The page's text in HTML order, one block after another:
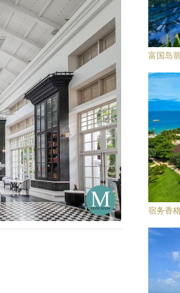
富国岛
宿务香